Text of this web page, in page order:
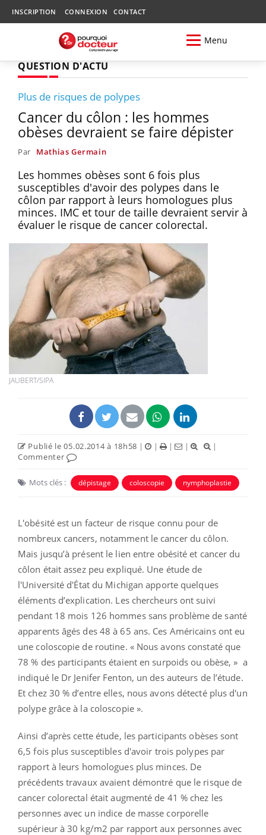
INSCRIPTION CONNEXION CONTACT
Menu
QUESTION D'ACTU
Plus de risques de polypes
Cancer du côlon : les hommes
obèses devraient se faire dépister
Par Mathias Germain
Les hommes obèses sont 6 fois plus
susceptibles d'avoir des polypes dans le
côlon par rapport à leurs homologues plus
minces. IMC et tour de taille devraient servir à
évaluer le risque de cancer colorectal.
JAUBERT/SIPA
Publié le 05.02.2014 à 18h58 | | | |
|
Commenter
Mots clés : dépistage coloscopie nymphoplastie
L'obésité est un facteur de risque connu pour de
nombreux cancers, notamment le cancer du côlon.
Mais jusqu’à présent le lien entre obésité et cancer du
côlon était assez peu expliqué. Une étude de
l'Université d'État du Michigan apporte quelques
éléments d’explication. Les chercheurs ont suivi
pendant 18 mois 126 hommes sans problème de santé
apparents âgés des 48 à 65 ans. Ces Américains ont eu
une coloscopie de routine. « Nous avons constaté que
78 % des participants étaient en surpoids ou obèse, » a
indiqué le Dr Jenifer Fenton, un des auteurs de l’étude.
Et chez 30 % d’entre elles, nous avons détecté plus d'un
polype grâce à la coloscopie ».
Ainsi d’après cette étude, les participants obèses sont
6,5 fois plus susceptibles d'avoir trois polypes par
rapport à leurs homologues plus minces. De
précédents travaux avaient démontré que le risque de
cancer colorectal était augmenté de 41 % chez les
personnes avec un indice de masse corporelle
supérieur à 30 kg/m2 par rapport aux personnes avec